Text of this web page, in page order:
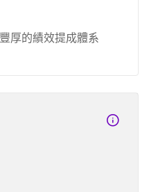
厚的績效提成體系